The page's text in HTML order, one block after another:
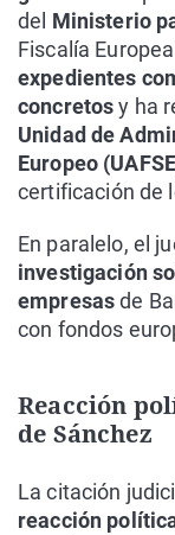
del Ministerio
Fiscalía
expedientes
concretosy ha
Unidad de
Europeo
certificación de
En paralelo, el
investigación
empresasde
con fondos
Reacción
de Sánchez
La citación
reacción